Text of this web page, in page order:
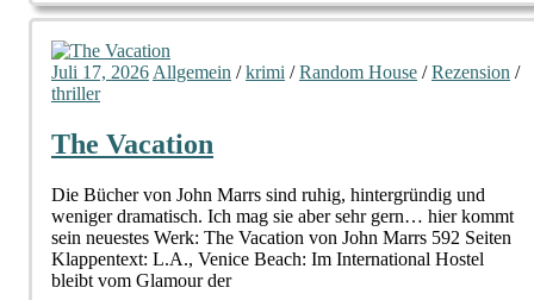
Juli 17, 2026 Allgemein /krimi /Random House /Rezension /
thriller
The Vacation
Die Bücher von John Marrs sind ruhig, hintergründig und
weniger dramatisch. Ich mag sie aber sehr gern… hier kommt
sein neuestes Werk: The Vacation von John Marrs 592 Seiten
Klappentext: L.A., Venice Beach: Im International Hostel
bleibt vom Glamour der